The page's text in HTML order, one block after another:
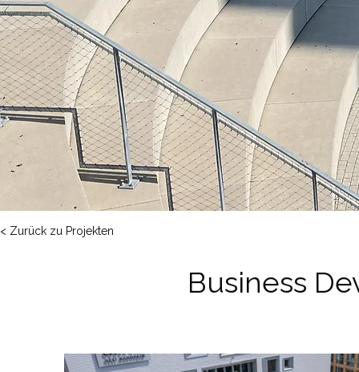
< Zurück zu Projekten
Business